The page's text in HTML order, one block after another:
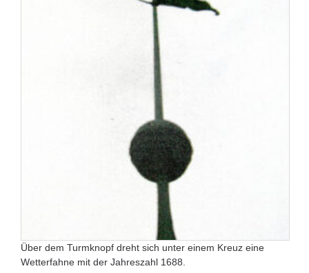
Über dem Turmknopf dreht sich unter einem Kreuz eine
Wetterfahne mit der Jahreszahl 1688.